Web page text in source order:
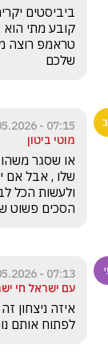
שלכם
07:15 - 24.05.2026
מוטי ביטון
הסכים פשוט
07:13 - 24.05.2026
עם ישראל חי
לפתוח אותם